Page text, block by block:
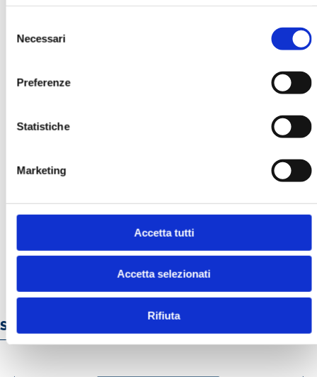
delNecessari
Preferenze
Statistiche
Marketing
Accetta tutti
Accetta selezionati
Rifiuta
BANCA CENTRALE EBOOK
Servizi e prodotti online